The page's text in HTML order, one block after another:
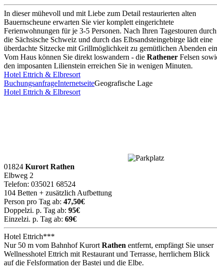
In dieser mühevoll und mit Liebe zum Detail restaurierten alten
Bauernscheune erwarten Sie vier komplett eingerichtete
Ferienwohnungen für je 3-5 Personen. Nach Ihren Tagestouren durch
die Sächsische Schweiz und durch das Elbsandsteingebirge lädt eine
überdachte Sitzecke mit Grillmöglichkeit zu gemütlichen Abenden
Vom Haus können Sie direkt loswandern - die Rathener Felsen
den imposanten Lilienstein erreichen Sie in wenigen Minuten.
Hotel Ettrich & Elbresort
BuchungsanfrageInternetseiteGeografische Lage
Hotel Ettrich & Elbresort
01824 Kurort Rathen
Elbweg 2
Telefon: 035021 68524
104 Betten + zusätzlich Aufbettung
Person pro Tag ab: 47,50€
Doppelzi. p. Tag ab: 95€
Einzelzi. p. Tag ab: 69€
Hotel Ettrich***
Nur 50 m vom Bahnhof Kurort Rathen entfernt, empfängt Sie unser
Wellnesshotel Ettrich mit Restaurant und Terrasse, herrlichem Blick
auf die Felsformation der Bastei und die Elbe.